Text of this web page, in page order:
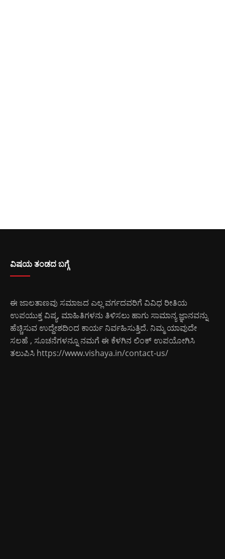
ವಿಷಯ ತಂಡದ ಬಗ್ಗೆ
ಈ ಜಾಲತಾಣವು ಸಮಾಜದ ಎಲ್ಲ ವರ್ಗದವರಿಗೆ ವಿವಿಧ ರೀತಿಯ
ಉಪಯುಕ್ತ ವಿಷ್ಯ, ಮಾಹಿತಿಗಳನು ತಿಳಿಸಲು ಹಾಗು ಸಾಮಾನ್ಯ ಜ್ಞಾನವನ್ನು
ಹೆಚ್ಚಿಸುವ ಉದ್ದೇಶದಿಂದ ಕಾರ್ಯ ನಿರ್ವಹಿಸುತ್ತಿದೆ. ನಿಮ್ಮ ಯಾವುದೇ
ಸಲಹೆ , ಸೂಚನೆಗಳನ್ನೂ ನಮಗೆ ಈ ಕೆಳಗಿನ ಲಿಂಕ್ ಉಪಯೋಗಿಸಿ
ತಲುಪಿಸಿ https://www.vishaya.in/contact-us/